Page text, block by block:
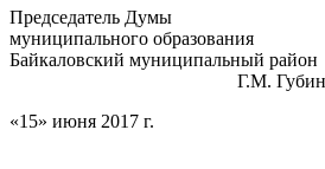
Председатель Думы
муниципального образования
Байкаловский муниципальный
Г.М.
«15» июня 2017 г.